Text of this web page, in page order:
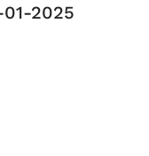
2025